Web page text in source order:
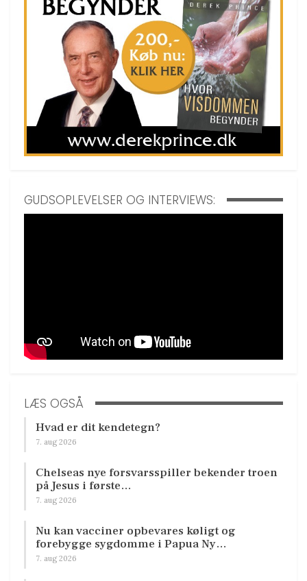
GUDSOPLEVELSER OG INTERVIEWS:
LÆS OGSÅ
Hvad er dit kendetegn?
7. aug 2026
Chelseas nye forsvarsspiller bekender troen
på Jesus i første…
7. aug 2026
Nu kan vacciner opbevares køligt og
forebygge sygdomme i Papua Ny…
7. aug 2026